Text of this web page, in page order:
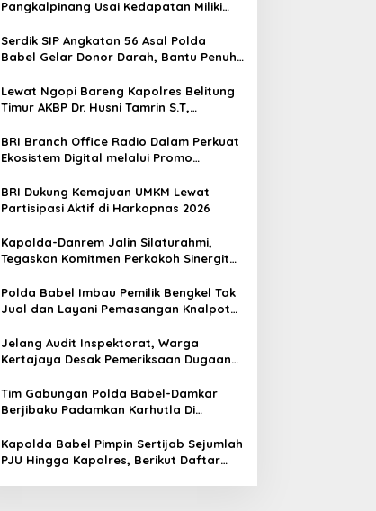
Pangkalpinang Usai Kedapatan Miliki
Serdik SIP Angkatan 56 Asal Polda
Babel Gelar Donor Darah, Bantu Penuhi
Lewat Ngopi Bareng Kapolres Belitung
Timur AKBP Dr. Husni Tamrin S.T,
Awak Media
BRI Branch Office Radio Dalam Perkuat
Ekosistem Digital melalui Promo
BRI Dukung Kemajuan UMKM Lewat
Partisipasi Aktif di Harkopnas 2026
Kapolda-Danrem Jalin Silaturahmi,
Tegaskan Komitmen Perkokoh Sinergitas
Polda Babel Imbau Pemilik Bengkel Tak
Jual dan Layani Pemasangan Knalpot
Jelang Audit Inspektorat, Warga
Kertajaya Desak Pemeriksaan Dugaan
Transparan
Tim Gabungan Polda Babel-Damkar
Berjibaku Padamkan Karhutla Di
Kapolda Babel Pimpin Sertijab Sejumlah
PJU Hingga Kapolres, Berikut Daftar